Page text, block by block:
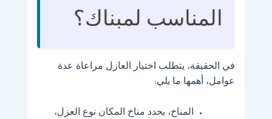
المناسب لمبناك؟
في الحقيقة، يتطلب اختيار العازل مراعاة عدة
عوامل، أهمها ما يلي:
المناخ، يحدد مناخ المكان نوع العزل،